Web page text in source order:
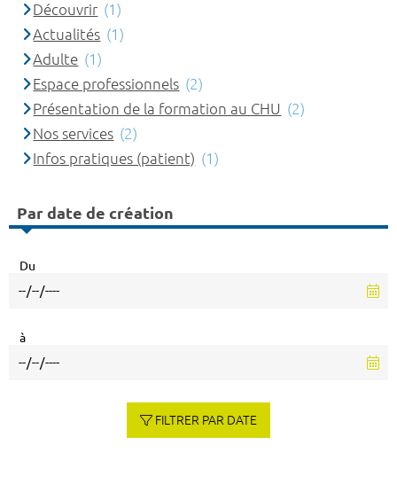
Découvrir (1)
Actualités (1)
Adulte (1)
Espace professionnels (2)
Présentation de la formation au CHU (2)
Nos services (2)
Infos pratiques (patient) (1)
Par date de création
Du
à
FILTRER PAR DATE